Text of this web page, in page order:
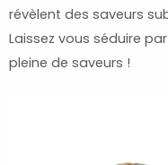
révèlent des saveurs
Laissez vous séduire
pleine de saveurs !